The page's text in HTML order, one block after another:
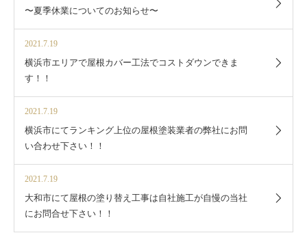
〜夏季休業についてのお知らせ〜
2021.7.19
横浜市エリアで屋根カバー工法でコストダウンできま
す！！
2021.7.19
横浜市にてランキング上位の屋根塗装業者の弊社にお問
い合わせ下さい！！
2021.7.19
大和市にて屋根の塗り替え工事は自社施工が自慢の当社
にお問合せ下さい！！